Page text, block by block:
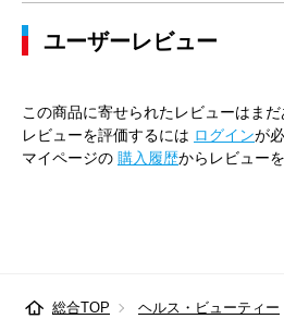
ユーザーレビュー
この商品に寄せられたレビューはまだ
レビューを評価するには ログインが
マイページの 購入履歴からレビュー
総合TOP ヘルス・ビューティー